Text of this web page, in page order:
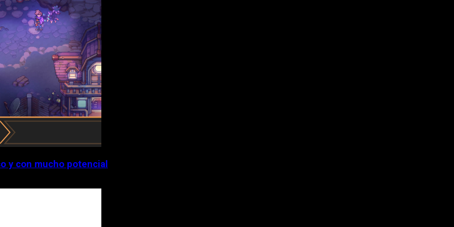
y con mucho potencial